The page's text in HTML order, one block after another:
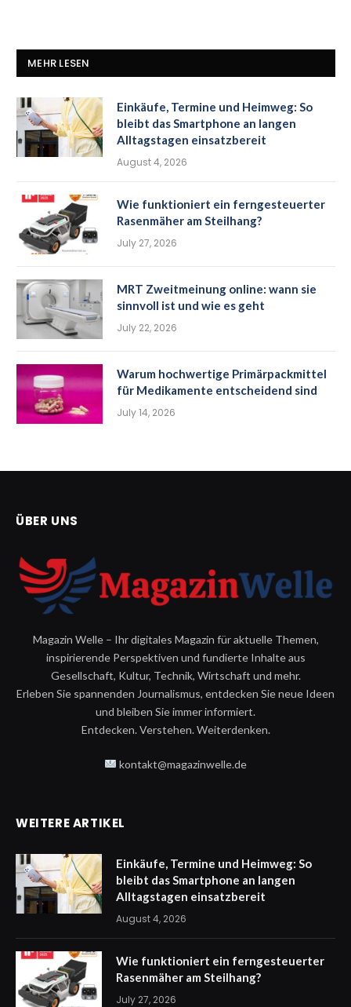
MEHR LESEN
Einkäufe, Termine und Heimweg: So
bleibt das Smartphone an langen
Alltagstagen einsatzbereit
August 4, 2026
Wie funktioniert ein ferngesteuerter
Rasenmäher am Steilhang?
July 27, 2026
MRT Zweitmeinung online: wann sie
sinnvoll ist und wie es geht
July 22, 2026
Warum hochwertige Primärpackmittel
für Medikamente entscheidend sind
July 14, 2026
ÜBER UNS
Magazin Welle – Ihr digitales Magazin für aktuelle Themen,
inspirierende Perspektiven und fundierte Inhalte aus
Gesellschaft, Kultur, Technik, Wirtschaft und mehr.
Erleben Sie spannenden Journalismus, entdecken Sie neue Ideen
und bleiben Sie immer informiert.
Entdecken. Verstehen. Weiterdenken.
kontakt@magazinwelle.de
WEITERE ARTIKEL
Einkäufe, Termine und Heimweg: So
bleibt das Smartphone an langen
Alltagstagen einsatzbereit
August 4, 2026
Wie funktioniert ein ferngesteuerter
Rasenmäher am Steilhang?
July 27, 2026